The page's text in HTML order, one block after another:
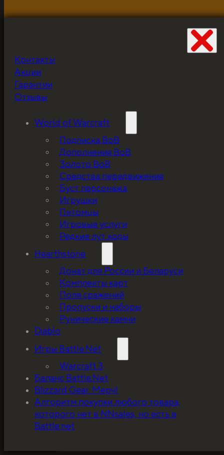
Контакты
Акции
Гарантии
Отзывы
World of Warcraft
Подписка ВоВ
Дополнения ВоВ
Золото ВоВ
Средства передвижения
Буст персонажа
Игрушки
Питомцы
Игровые услуги
Редкие лут коды
Hearthstone
Донат для России и Беларуси
Комплекты карт
Поля сражений
Пропуски и наборы
Рунические камни
Diablo
Игры Battle.Net
Warcraft 3
Баланс Battle.Net
Blizzard Gear. Мерч!
Алгоритм покупки любого товара,
которого нет в NNsales, но есть в
Battle.net
5%, на весь ассортимент. Я хочу, чтобы
покупатель мог оценивать меня по
за ценники!